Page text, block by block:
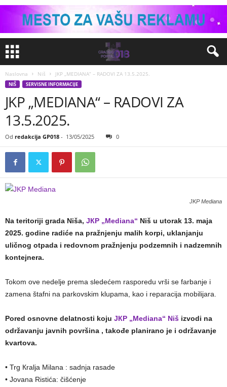
Naslovna Niš JKP „MEDIANA“ – RADOVI ZA 13.5.2025.
NIŠ SERVISNE INFORMACIJE
JKP „MEDIANA“ – RADOVI ZA
13.5.2025.
Od redakcija GP018 - 13/05/2025 0
JKP Mediana
Na teritoriji grada Niša, JКP „Mediana“ Niš u utorak 13. maja
2025. godine radiće na pražnjenju malih korpi, uklanjanju
uličnog otpada i redovnom pražnjenju podzemnih i nadzemnih
kontejnera.
Tokom ove nedelje prema sledećem rasporedu vrši se farbanje i
zamena štafni na parkovskim klupama, kao i reparacija mobilijara.
Pored osnovne delatnosti koju JКP „Mediana“ Niš izvodi na
održavanju javnih površina , takođe planirano je i održavanje
kvartova.
• Trg Кralja Milana : sadnja rasade
• Jovana Ristića: čišćenje